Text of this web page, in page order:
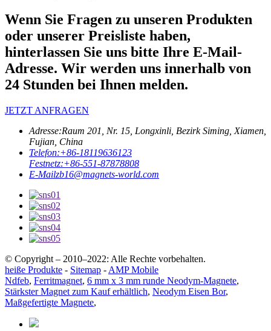
Wenn Sie Fragen zu unseren Produkten
oder unserer Preisliste haben,
hinterlassen Sie uns bitte Ihre E-Mail-
Adresse. Wir werden uns innerhalb von
24 Stunden bei Ihnen melden.
JETZT ANFRAGEN
Adresse:Raum 201, Nr. 15, Longxinli, Bezirk Siming, Xiamen,
Fujian, China
Telefon:+86-18119636123
Festnetz:+86-551-87878808
E-Mailzb16@magnets-world.com
© Copyright – 2010–2022: Alle Rechte vorbehalten.
heiße Produkte - Sitemap - AMP Mobile
Ndfeb, Ferritmagnet, 6 mm x 3 mm runde Neodym-Magnete,
Stärkster Magnet zum Kauf erhältlich, Neodym Eisen Bor,
Maßgefertigte Magnete,